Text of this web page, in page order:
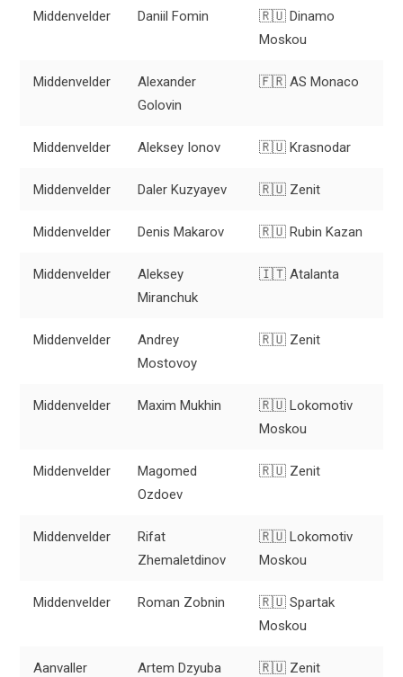
Middenvelder Daniil Fomin
🇷🇺 Dinamo
Moskou
Middenvelder
Alexander
Golovin
🇫🇷 AS Monaco
Middenvelder Aleksey Ionov 🇷🇺 Krasnodar
Middenvelder Daler Kuzyayev 🇷🇺 Zenit
Middenvelder Denis Makarov 🇷🇺 Rubin Kazan
Middenvelder
Aleksey
Miranchuk
🇮🇹 Atalanta
Middenvelder
Andrey
Mostovoy
🇷🇺 Zenit
Middenvelder Maxim Mukhin
🇷🇺 Lokomotiv
Moskou
Middenvelder
Magomed
Ozdoev
🇷🇺 Zenit
Middenvelder
Rifat
Zhemaletdinov
🇷🇺 Lokomotiv
Moskou
Middenvelder Roman Zobnin
🇷🇺 Spartak
Moskou
Aanvaller Artem Dzyuba 🇷🇺 Zenit